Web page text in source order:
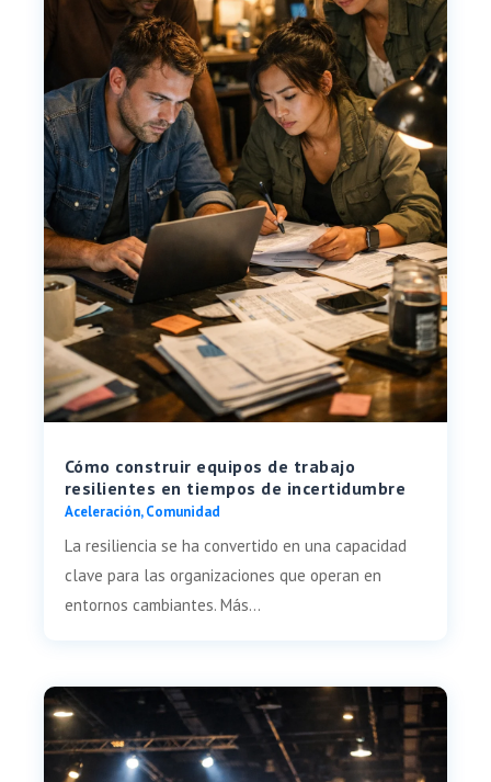
Cómo construir equipos de trabajo
resilientes en tiempos de incertidumbre
Aceleración,Comunidad
La resiliencia se ha convertido en una capacidad
clave para las organizaciones que operan en
entornos cambiantes. Más...